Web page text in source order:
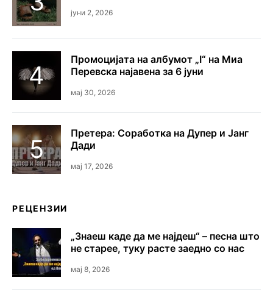
јуни 2, 2026
Промоцијата на албумот „I“ на Миа
Перевска најавена за 6 јуни
мај 30, 2026
Претера: Соработка на Дупер и Јанг
Дади
мај 17, 2026
РЕЦЕНЗИИ
„Знаеш каде да ме најдеш“ – песна што
не старее, туку расте заедно со нас
мај 8, 2026